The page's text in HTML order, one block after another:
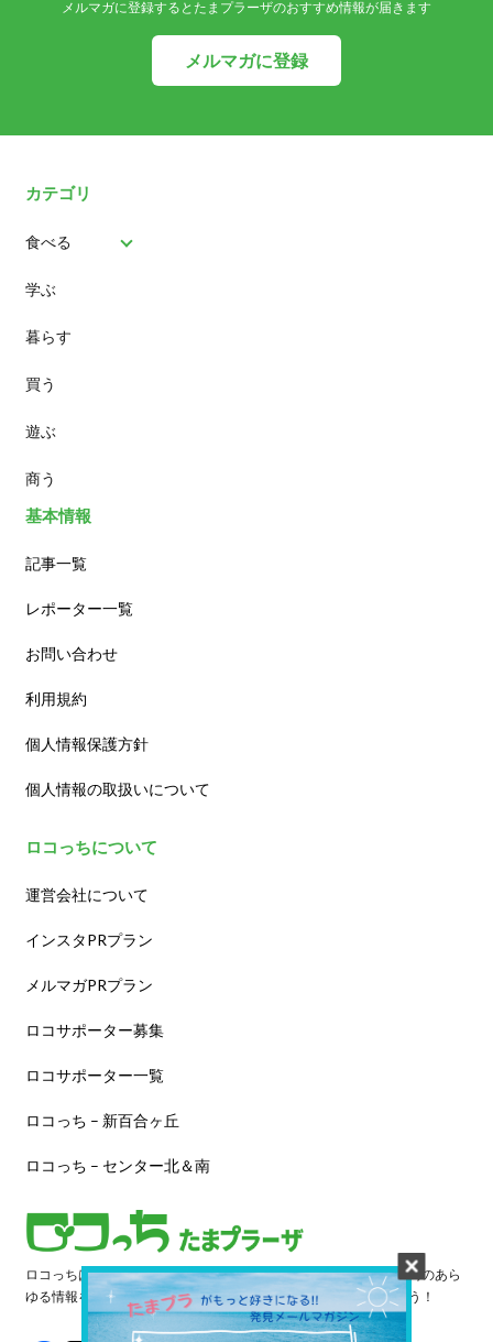
メルマガに登録するとたまプラーザのおすすめ情報が届きます
メルマガに登録
カテゴリ
食べる
パン
スイーツ
ランチ
カフェ
学ぶ
暮らす
買う
遊ぶ
商う
基本情報
記事一覧
レポーター一覧
お問い合わせ
利用規約
個人情報保護方針
個人情報の取扱いについて
ロコっちについて
運営会社について
インスタPRプラン
メルマガPRプラン
ロコサポーター募集
ロコサポーター一覧
ロコっち – 新百合ヶ丘
ロコっち – センター北＆南
ロコっちは、あなたのジモト体験を豊かにする情報サイトです。街のあら
ゆる情報を収集し、日々更新しています。早速情報を探してみよう！